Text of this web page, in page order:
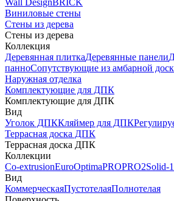
Wall DesignBRICK
Виниловые стены
Стены из дерева
Стены из дерева
Коллекция
Деревянная плиткаДеревянные панели
панноСопутствующие из амбарной
Наружная отделка
Комплектующие для ДПК
Комплектующие для ДПК
Вид
Уголок ДПККляймер для ДПК
Террасная доска ДПК
Террасная доска ДПК
Коллекции
Co-extrusionEuroOptimaPROPRO2Solid-
Вид
КоммерческаяПустотелаяПолнотелая